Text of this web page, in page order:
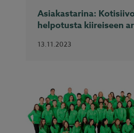
Asiakastarina:
helpotusta kiireiseen
13.11.2023